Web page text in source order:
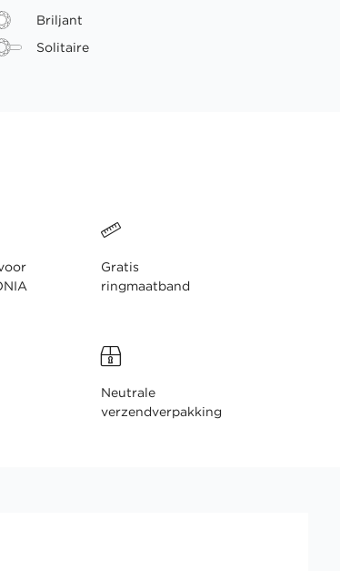
Briljant
Solitaire
Gratis
ringmaatband
Neutrale
verzendverpakking